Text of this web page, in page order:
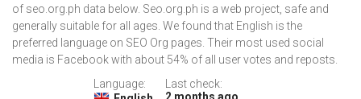
of seo.org.ph data below. Seo.org.ph is a web project, safe and
generally suitable for all ages. We found that English is the
preferred language on SEO Org pages. Their most used social
media is Facebook with about 54% of all user votes and reposts.
Language:
Last check: